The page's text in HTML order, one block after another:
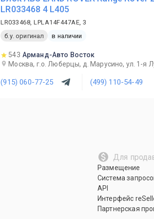
LR033468 4 L405
LR033468, LPLA14F447AE, 3
б.у. оригинал
в наличии
543 Арманд-Авто Восток
Москва, г.о. Люберцы, д. Марусино, ул. 1-я
(915) 060-77-25 (499) 110-54-49
Для
Размещение
Система
API
Интерфейс
Партнерская